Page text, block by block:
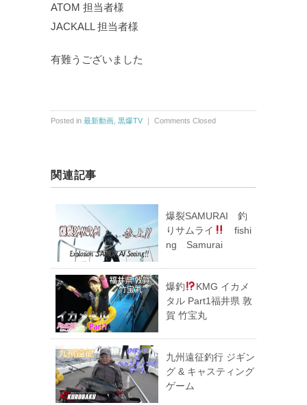
ATOM 担当者様
JACKALL 担当者様
有難うございました
Posted in 最新動画 黒爆TV ｜ Comments Closed
関連記事
爆裂SAMURAI 釣
りサムライ
fishi
ng Samurai
爆釣
KMG イカメ
タル Part1福井県 敦
賀 竹宝丸
九州遠征釣行 ジギン
グ & キャスティング
ゲーム